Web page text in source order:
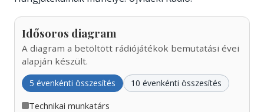
Idősoros diagram
A diagram a betöltött rádiójátékok bemutatási évei
alapján készült.
5 évenkénti összesítés 10 évenkénti összesítés
Technikai munkatárs